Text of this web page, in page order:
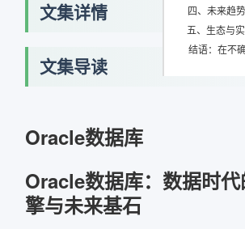
文集详情
文集导读
Oracle数据库
Oracle数据库：数据时
擎与未来基石